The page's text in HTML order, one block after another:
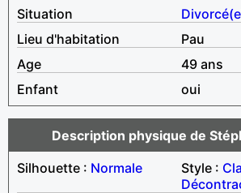
Situation
Lieu d'habitation
Pau
Age
49 ans
Enfant
oui
Description physique de
Silhouette : Normale Style :